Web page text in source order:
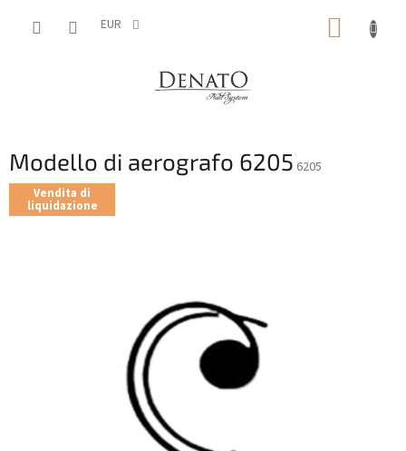
EUR
Modello di aerografo 6205 6205
Vendita di
liquidazione